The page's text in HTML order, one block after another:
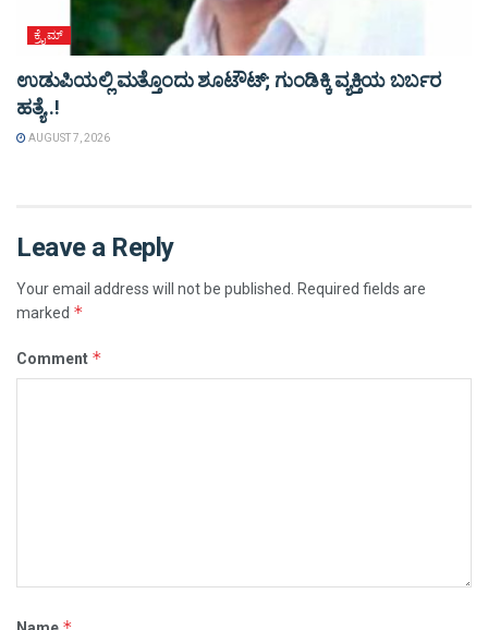
ಕ್ರೈಮ್
ಉಡುಪಿಯಲ್ಲಿ ಮತ್ತೊಂದು ಶೂಟೌಟ್‌; ಗುಂಡಿಕ್ಕಿ ವ್ಯಕ್ತಿಯ ಬರ್ಬರ
ಹತ್ಯೆ..!
AUGUST 7, 2026
Leave a Reply
Your email address will not be published. Required fields are
marked *
Comment *